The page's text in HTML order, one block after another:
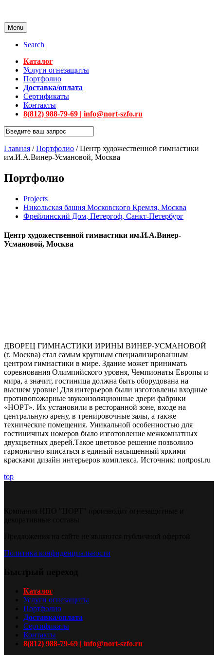
Menu
Search
Каталог
Услуги огнезащиты
Портфолио
Доставка/оплата
Сертификаты
Контакты
8(812) 988-79-69 | info@nort-szfo.ru
Главная / Портфолио / Центр художественной гимнастики
им.И.А.Винер-Усмановой, Москва
Портфолио
Projects
Никольская башня Московского Кремля, Москва
Фрейлинский Дом, Петергоф, Санкт-Петербург
Центр художественной гимнастики им.И.А.Винер-
Усмановой, Москва
ДВОРЕЦ ГИМНАСТИКИ ИРИНЫ ВИНЕР-УСМАНОВОЙ
(г. Москва) стал самым крупным специализированным
центром гимнастики в мире. Здание может принимать
соревнования Олимпийского уровня, Чемпионаты Европы и
мира, а значит, гостиница должна быть оборудована на
высшем уровне! Для интерьеров были изготовлены входные
противопожарные звукоизоляционные двери фабрики
«НОРТ». Их установили в ресторанной зоне, входе на
центральную арену, в тренировочные залы, а также
технические помещения. Уникальной особенностью для
гостиничных номеров было изготовление межкомнатных
двухцветных дверей.Такое цветовое решение позволило
гармонично вписаться в единый насыщенный яркими
красками дизайн интерьеров комплекса. Источник: nortpost.ru
top
Политика конфиденциальности
Каталог
Услуги огнезащиты
Портфолио
Доставка/оплата
Сертификаты
Контакты
8(812) 988-79-69 | info@nort-szfo.ru